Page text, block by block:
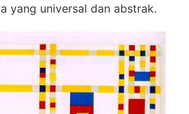
yang universal dan abstrak.